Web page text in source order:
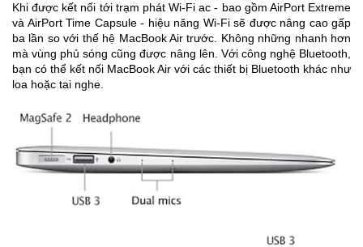
Khi được kết nối tới trạm phát Wi-Fi ac - bao gồm AirPort Extreme
và AirPort Time Capsule - hiệu năng Wi-Fi sẽ được nâng cao gấp
ba lần so với thế hệ MacBook Air trước. Không những nhanh hơn
mà vùng phủ sóng cũng được nâng lên. Với công nghệ Bluetooth,
bạn có thể kết nối MacBook Air với các thiết bị Bluetooth khác như
loa hoặc tai nghe.